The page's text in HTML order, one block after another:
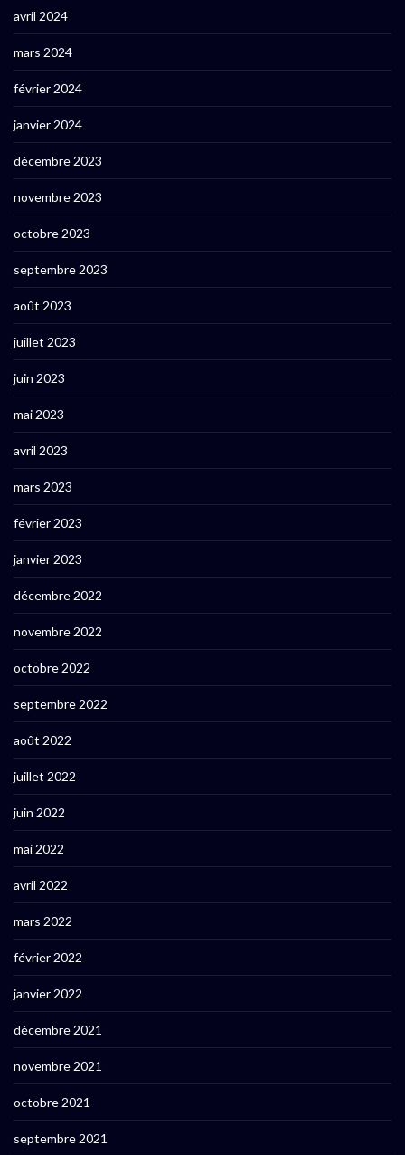
avril 2024
mars 2024
février 2024
janvier 2024
décembre 2023
novembre 2023
octobre 2023
septembre 2023
août 2023
juillet 2023
juin 2023
mai 2023
avril 2023
mars 2023
février 2023
janvier 2023
décembre 2022
novembre 2022
octobre 2022
septembre 2022
août 2022
juillet 2022
juin 2022
mai 2022
avril 2022
mars 2022
février 2022
janvier 2022
décembre 2021
novembre 2021
octobre 2021
septembre 2021